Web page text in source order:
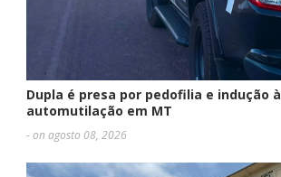
Dupla é presa por pedofilia e indução à
automutilação em MT
- on agosto 08, 2026